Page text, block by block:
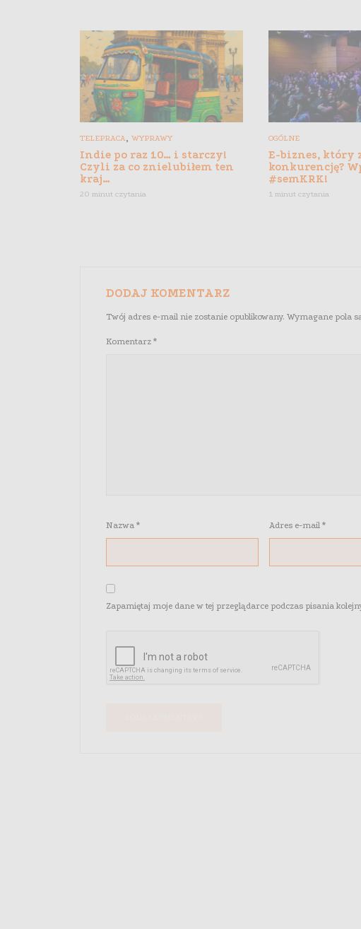
TELEPRACA, WYPRAWY
Indie po raz 10… i starczy!
Czyli za co znielubiłem ten
kraj…
20 minut czytania
OGÓLNE
E-biznes, który
konkurencję?
#semKRK!
1 minut czytania
DODAJ KOMENTARZ
Twój adres e-mail nie zostanie opublikowany. Wymagane pola
Komentarz *
Nazwa * Adres e-mail *
Zapamiętaj moje dane w tej przeglądarce podczas pisania